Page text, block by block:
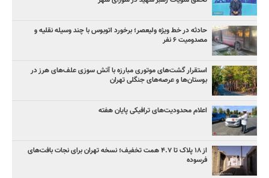
حادثه در خط ویژه ولیعصر؛ برخورد اتوبوس با چند وسیله نقلیه و
مصدومیت ۶ نفر
استقرار گشت‌های موتوری مبارزه با آتش سوزی علف‌های هرز در
بوستان‌ها و عرصه‌های جنگلی تهران
اعلام محدودیت‌های ترافیکی پایان هفته
از ۱۸ پلاک تا ۴.۷ همت تخفیف؛ نسخه تهران برای نجات بافت‌های
فرسوده